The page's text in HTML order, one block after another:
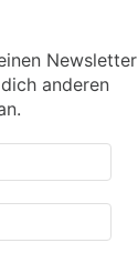
Newsletter
anderen